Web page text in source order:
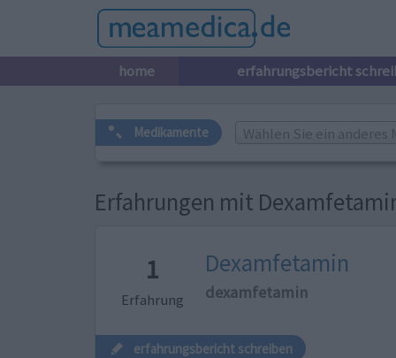
home erfahrungsbericht
Medikamente Wählen Sie ein anderes
Erfahrungen mit
1
Erfahrung
Dexamfetamin
dexamfetamin
erfahrungsbericht schreiben